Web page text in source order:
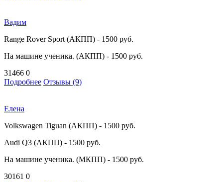
Вадим
Range Rover Sport (АКПП) - 1500 руб.
На машине ученика. (АКПП) - 1500 руб.
31466 0
Подробнее Отзывы (9)
Елена
Volkswagen Tiguan (АКПП) - 1500 руб.
Audi Q3 (АКПП) - 1500 руб.
На машине ученика. (МКПП) - 1500 руб.
30161 0